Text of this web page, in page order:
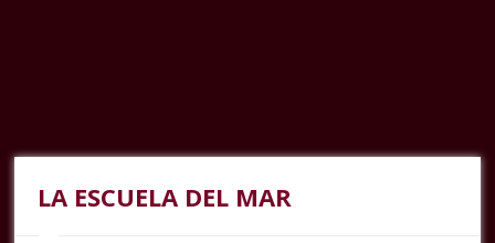
LA ESCUELA DEL MAR